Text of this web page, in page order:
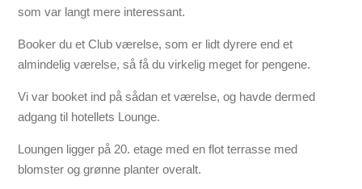
som var langt mere interessant.
Booker du et Club værelse, som er lidt dyrere end et
almindelig værelse, så få du virkelig meget for pengene.
Vi var booket ind på sådan et værelse, og havde dermed
adgang til hotellets Lounge.
Loungen ligger på 20. etage med en flot terrasse med
blomster og grønne planter overalt.